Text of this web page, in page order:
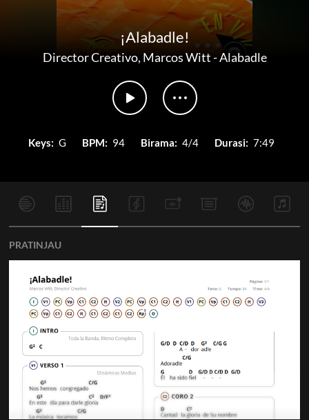
¡Alabadle!
Director Creativo, Marcos Witt-Alabadle
Keys: G BPM: 94 Birama: 4/4 Durasi: 7:49
PRATINJAU